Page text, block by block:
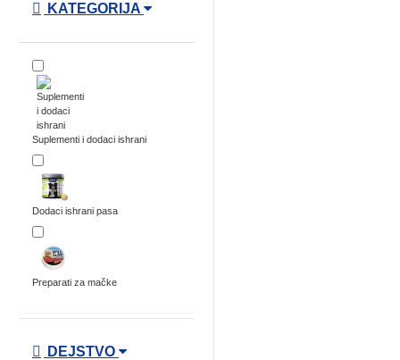
KATEGORIJA
Suplementi i dodaci ishrani
Dodaci ishrani pasa
Preparati za mačke
DEJSTVO